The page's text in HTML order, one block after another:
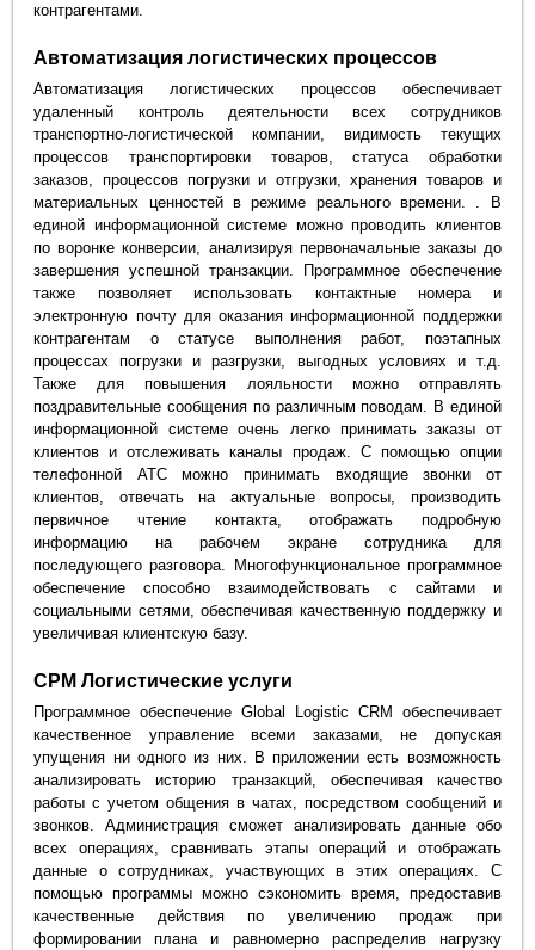
контрагентами.
Автоматизация логистических процессов
Автоматизация логистических процессов обеспечивает
удаленный контроль деятельности всех сотрудников
транспортно-логистической компании, видимость текущих
процессов транспортировки товаров, статуса обработки
заказов, процессов погрузки и отгрузки, хранения товаров и
материальных ценностей в режиме реального времени. . В
единой информационной системе можно проводить клиентов
по воронке конверсии, анализируя первоначальные заказы до
завершения успешной транзакции. Программное обеспечение
также позволяет использовать контактные номера и
электронную почту для оказания информационной поддержки
контрагентам о статусе выполнения работ, поэтапных
процессах погрузки и разгрузки, выгодных условиях и т.д.
Также для повышения лояльности можно отправлять
поздравительные сообщения по различным поводам. В единой
информационной системе очень легко принимать заказы от
клиентов и отслеживать каналы продаж. С помощью опции
телефонной АТС можно принимать входящие звонки от
клиентов, отвечать на актуальные вопросы, производить
первичное чтение контакта, отображать подробную
информацию на рабочем экране сотрудника для
последующего разговора. Многофункциональное программное
обеспечение способно взаимодействовать с сайтами и
социальными сетями, обеспечивая качественную поддержку и
увеличивая клиентскую базу.
СРМ Логистические услуги
Программное обеспечение Global Logistic CRM обеспечивает
качественное управление всеми заказами, не допуская
упущения ни одного из них. В приложении есть возможность
анализировать историю транзакций, обеспечивая качество
работы с учетом общения в чатах, посредством сообщений и
звонков. Администрация сможет анализировать данные обо
всех операциях, сравнивать этапы операций и отображать
данные о сотрудниках, участвующих в этих операциях. С
помощью программы можно сэкономить время, предоставив
качественные действия по увеличению продаж при
формировании плана и равномерно распределив нагрузку